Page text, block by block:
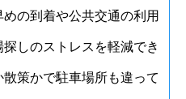
の到着や公共交通の利用
しのストレスを軽減でき
策かで駐車場所も違って